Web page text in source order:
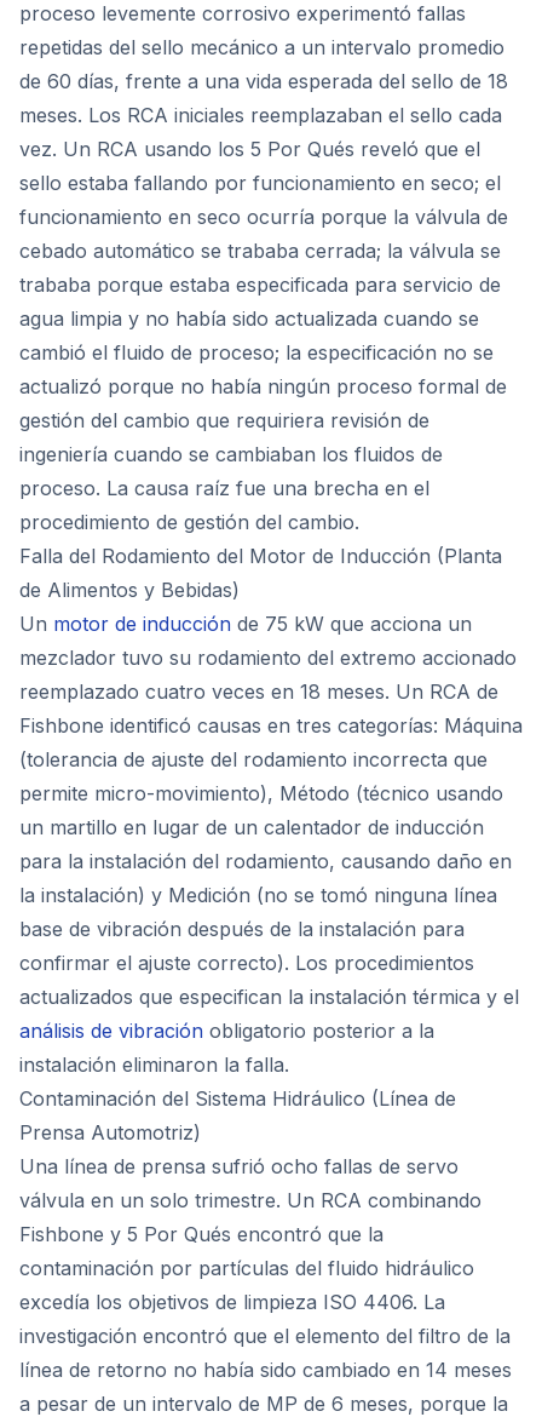
proceso levemente corrosivo experimentó fallas
repetidas del sello mecánico a un intervalo promedio
de 60 días, frente a una vida esperada del sello de 18
meses. Los RCA iniciales reemplazaban el sello cada
vez. Un RCA usando los 5 Por Qués reveló que el
sello estaba fallando por funcionamiento en seco; el
funcionamiento en seco ocurría porque la válvula de
cebado automático se trababa cerrada; la válvula se
trababa porque estaba especificada para servicio de
agua limpia y no había sido actualizada cuando se
cambió el fluido de proceso; la especificación no se
actualizó porque no había ningún proceso formal de
gestión del cambio que requiriera revisión de
ingeniería cuando se cambiaban los fluidos de
proceso. La causa raíz fue una brecha en el
procedimiento de gestión del cambio.
Falla del Rodamiento del Motor de Inducción (Planta
de Alimentos y Bebidas)
Un motor de inducción de 75 kW que acciona un
mezclador tuvo su rodamiento del extremo accionado
reemplazado cuatro veces en 18 meses. Un RCA de
Fishbone identificó causas en tres categorías: Máquina
(tolerancia de ajuste del rodamiento incorrecta que
permite micro-movimiento), Método (técnico usando
un martillo en lugar de un calentador de inducción
para la instalación del rodamiento, causando daño en
la instalación) y Medición (no se tomó ninguna línea
base de vibración después de la instalación para
confirmar el ajuste correcto). Los procedimientos
actualizados que especifican la instalación térmica y el
análisis de vibración obligatorio posterior a la
instalación eliminaron la falla.
Contaminación del Sistema Hidráulico (Línea de
Prensa Automotriz)
Una línea de prensa sufrió ocho fallas de servo
válvula en un solo trimestre. Un RCA combinando
Fishbone y 5 Por Qués encontró que la
contaminación por partículas del fluido hidráulico
excedía los objetivos de limpieza ISO 4406. La
investigación encontró que el elemento del filtro de la
línea de retorno no había sido cambiado en 14 meses
a pesar de un intervalo de MP de 6 meses, porque la